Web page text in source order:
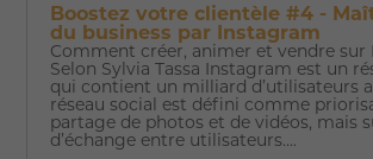
Boostez votre clientèle #4 -
du business par Instagram
Comment créer, animer et vendre sur
Selon Sylvia Tassa Instagram est un
qui contient un milliard d’utilisateurs
réseau social est défini comme
partage de photos et de vidéos, mais
d’échange entre utilisateurs....